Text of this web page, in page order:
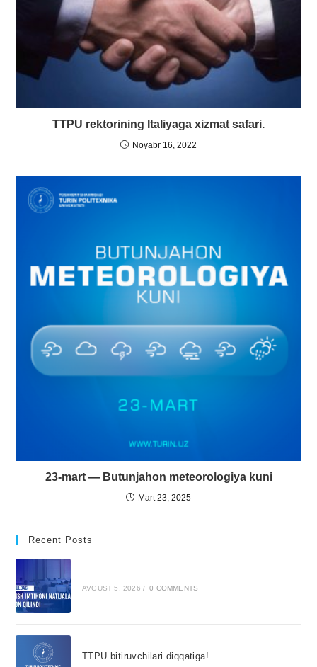
TTPU rektorining Italiyaga xizmat safari.
Noyabr 16, 2022
23-mart — Butunjahon meteorologiya kuni
Mart 23, 2025
Recent Posts
AVGUST 5, 2026 / 0 COMMENTS
TTPU bitiruvchilari diqqatiga!